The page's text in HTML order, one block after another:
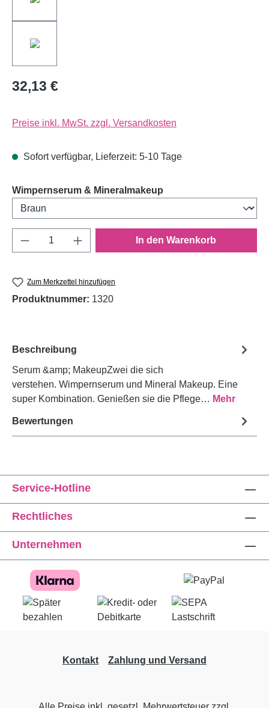
32,13 €
Preise inkl. MwSt. zzgl. Versandkosten
Sofort verfügbar, Lieferzeit: 5-10 Tage
Wimpernserum & Mineralmakeup
Produkt Anzahl: Gib den gewünschten
In den Warenkorb
Zum Merkzettel hinzufügen
Produktnummer: 1320
Beschreibung
Serum &amp; MakeupZwei die sich
verstehen. Wimpernserum und Mineral Makeup. Eine
super Kombination. Genießen sie die Pflege… Mehr
Bewertungen
Service-Hotline
Rechtliches
Unternehmen
Kontakt Zahlung und Versand